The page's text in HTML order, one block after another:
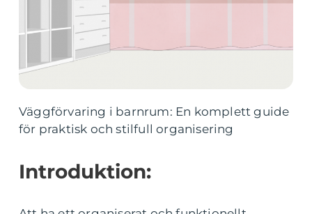
Väggförvaring i barnrum: En komplett guide
för praktisk och stilfull organisering
Introduktion: